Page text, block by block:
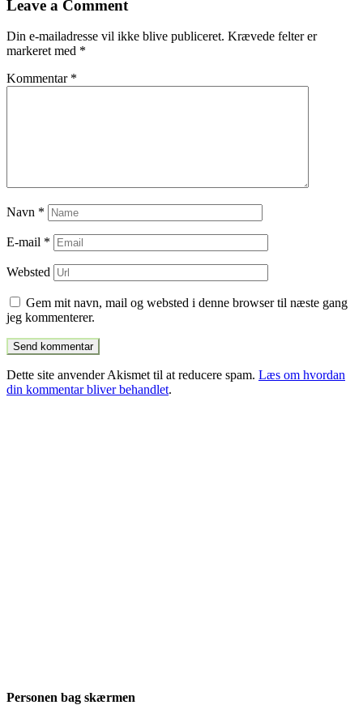
Leave a Comment
Din e-mailadresse vil ikke blive publiceret. Krævede felter er
markeret med *
Kommentar *
Navn *
E-mail *
Websted
Gem mit navn, mail og websted i denne browser til næste gang
jeg kommenterer.
Dette site anvender Akismet til at reducere spam. Læs om hvordan
din kommentar bliver behandlet.
Personen bag skærmen